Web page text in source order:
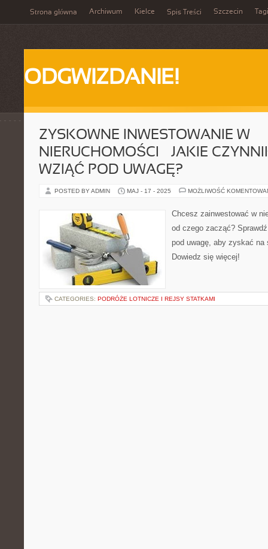
Strona główna Archiwum Kielce Spis Treści Szczecin Tagi
ODGWIZDANIE!
ZYSKOWNE INWESTOWANIE W
NIERUCHOMOŚCI – JAKIE
WZIĄĆ POD UWAGĘ?
POSTED BY ADMIN MAJ - 17 - 2025 MOŻLIWOŚĆ
Chcesz zainwestować w
od czego zacząć?
pod uwagę, aby zyskać na
Dowiedz się więcej!
CATEGORIES: PODRÓŻE LOTNICZE I REJSY STATKAMI